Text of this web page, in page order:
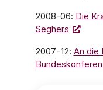
2008-06: Die
Seghers
2007-12: An die